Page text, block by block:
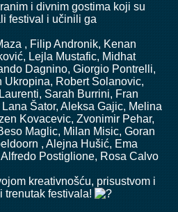
i divnim gostima koji su
festival i učinili ga
, Filip Andronik, Kenan
Lejla Mustafic, Midhat
Dagnino, Giorgio Pontrelli,
Ukropina, Robert Solanovic,
, Sarah Burrini, Fran
Šator, Aleksa Gajic, Melina
Kovacevic, Zvonimir Pehar,
Maglic, Milan Misic, Goran
, Alejna Hušić, Ema
Postiglione, Rosa Calvo
kreativnošću, prisustvom i
trenutak festivala!